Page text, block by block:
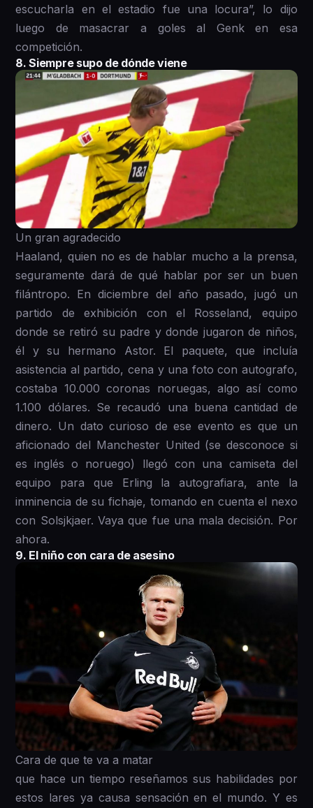
escucharla en el estadio fue una locura”, lo dijo
luego de masacrar a goles al Genk en esa
competición.
8. Siempre supo de dónde viene
Un gran agradecido
Haaland, quien no es de hablar mucho a la prensa,
seguramente dará de qué hablar por ser un buen
filántropo. En diciembre del año pasado, jugó un
partido de exhibición con el Rosseland, equipo
donde se retiró su padre y donde jugaron de niños,
él y su hermano Astor. El paquete, que incluía
asistencia al partido, cena y una foto con autografo,
costaba 10.000 coronas noruegas, algo así como
1.100 dólares. Se recaudó una buena cantidad de
dinero. Un dato curioso de ese evento es que un
aficionado del Manchester United (se desconoce si
es inglés o noruego) llegó con una camiseta del
equipo para que Erling la autografiara, ante la
inminencia de su fichaje, tomando en cuenta el nexo
con Solsjkjaer. Vaya que fue una mala decisión. Por
ahora.
9. El niño con cara de asesino
Cara de que te va a matar
que hace un tiempo reseñamos sus habilidades por
estos lares ya causa sensación en el mundo. Y es